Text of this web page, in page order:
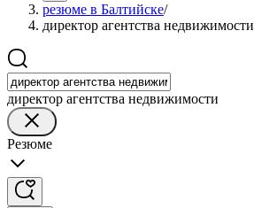
резюме в Балтийске/
директор агентства недвижимости
директор агентства недвижимости
Резюме